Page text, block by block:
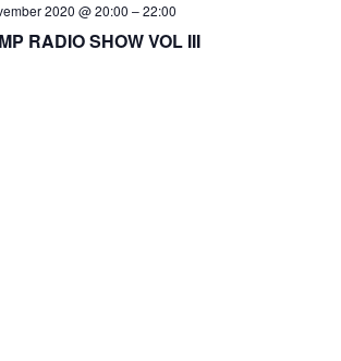
2020 @ 20:00 –22:00
RADIO SHOW VOL III